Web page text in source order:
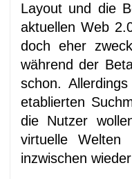
Layout und die
aktuellen Web
doch eher
während der
schon.
etablierten
die Nutzer
virtuelle
inzwischen